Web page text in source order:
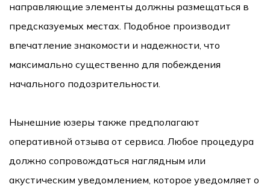
направляющие элементы должны размещаться в
предсказуемых местах. Подобное производит
впечатление знакомости и надежности, что
максимально существенно для побеждения
начального подозрительности.
Нынешние юзеры также предполагают
оперативной отзыва от сервиса. Любое процедура
должно сопровождаться наглядным или
акустическим уведомлением, которое уведомляет о